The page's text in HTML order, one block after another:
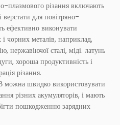
різання включають
верстати для повітряно-
ефективно виконувати
і чорних металів, наприклад,
нержавіючої сталі, міді. латунь
хороша продуктивність і
різання.
можна швидко використовувати
різних акумуляторів, і мають
пошкодженню зарядних